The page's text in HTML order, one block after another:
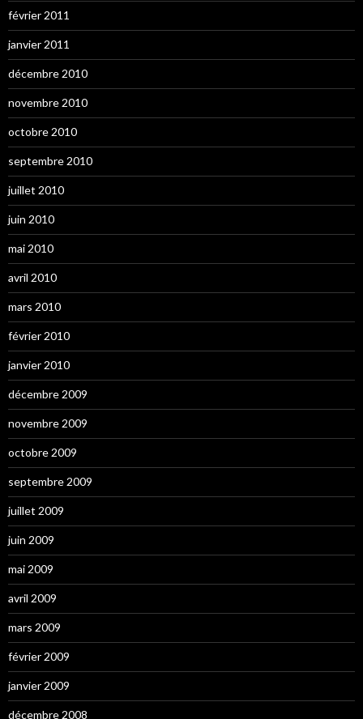
février 2011
janvier 2011
décembre 2010
novembre 2010
octobre 2010
septembre 2010
juillet 2010
juin 2010
mai 2010
avril 2010
mars 2010
février 2010
janvier 2010
décembre 2009
novembre 2009
octobre 2009
septembre 2009
juillet 2009
juin 2009
mai 2009
avril 2009
mars 2009
février 2009
janvier 2009
décembre 2008